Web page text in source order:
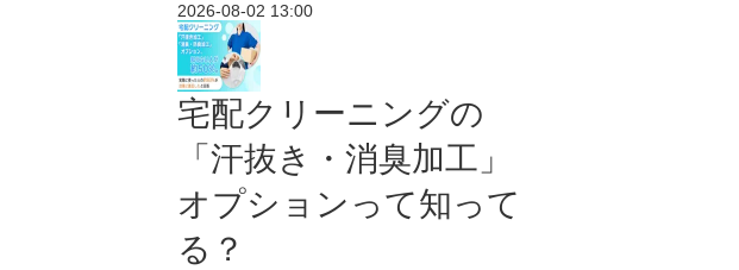
2026-08-02 13:00
宅配クリーニングの
「汗抜き・消臭加工」
オプションって知って
る？